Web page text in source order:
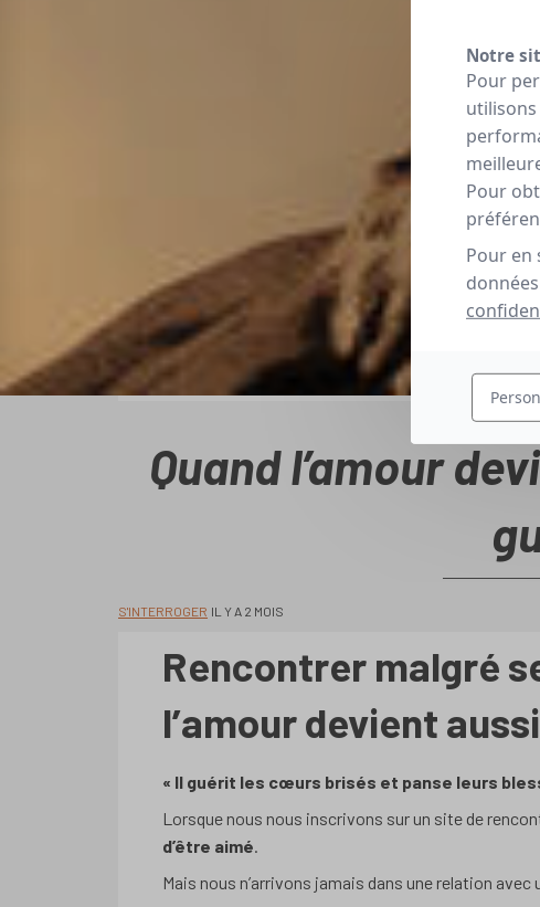
Quand l’amour
S'INTERROGER IL Y A 2 MOIS
Rencontrer malgré
l’amour devient
« Il guérit les cœurs brisés et panse leurs
Lorsque nous nous inscrivons sur un site de
d’être aimé.
Mais nous n’arrivons jamais dans une relation
Notre
Pour
Pour
Pour en